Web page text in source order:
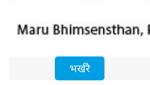
भर्खरै